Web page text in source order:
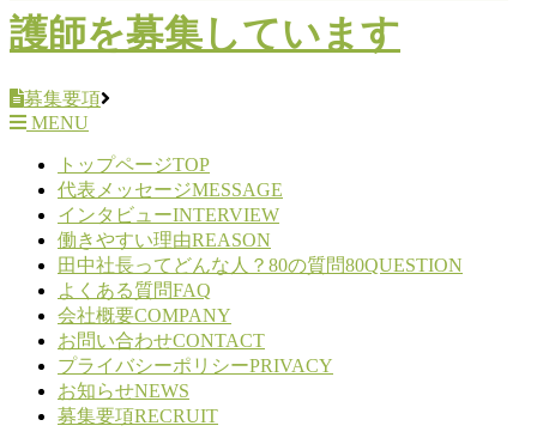
募集要項
MENU
トップページTOP
代表メッセージMESSAGE
インタビューINTERVIEW
働きやすい理由REASON
田中社長ってどんな人？80の質問80QUESTION
よくある質問FAQ
会社概要COMPANY
お問い合わせCONTACT
プライバシーポリシーPRIVACY
お知らせNEWS
募集要項RECRUIT